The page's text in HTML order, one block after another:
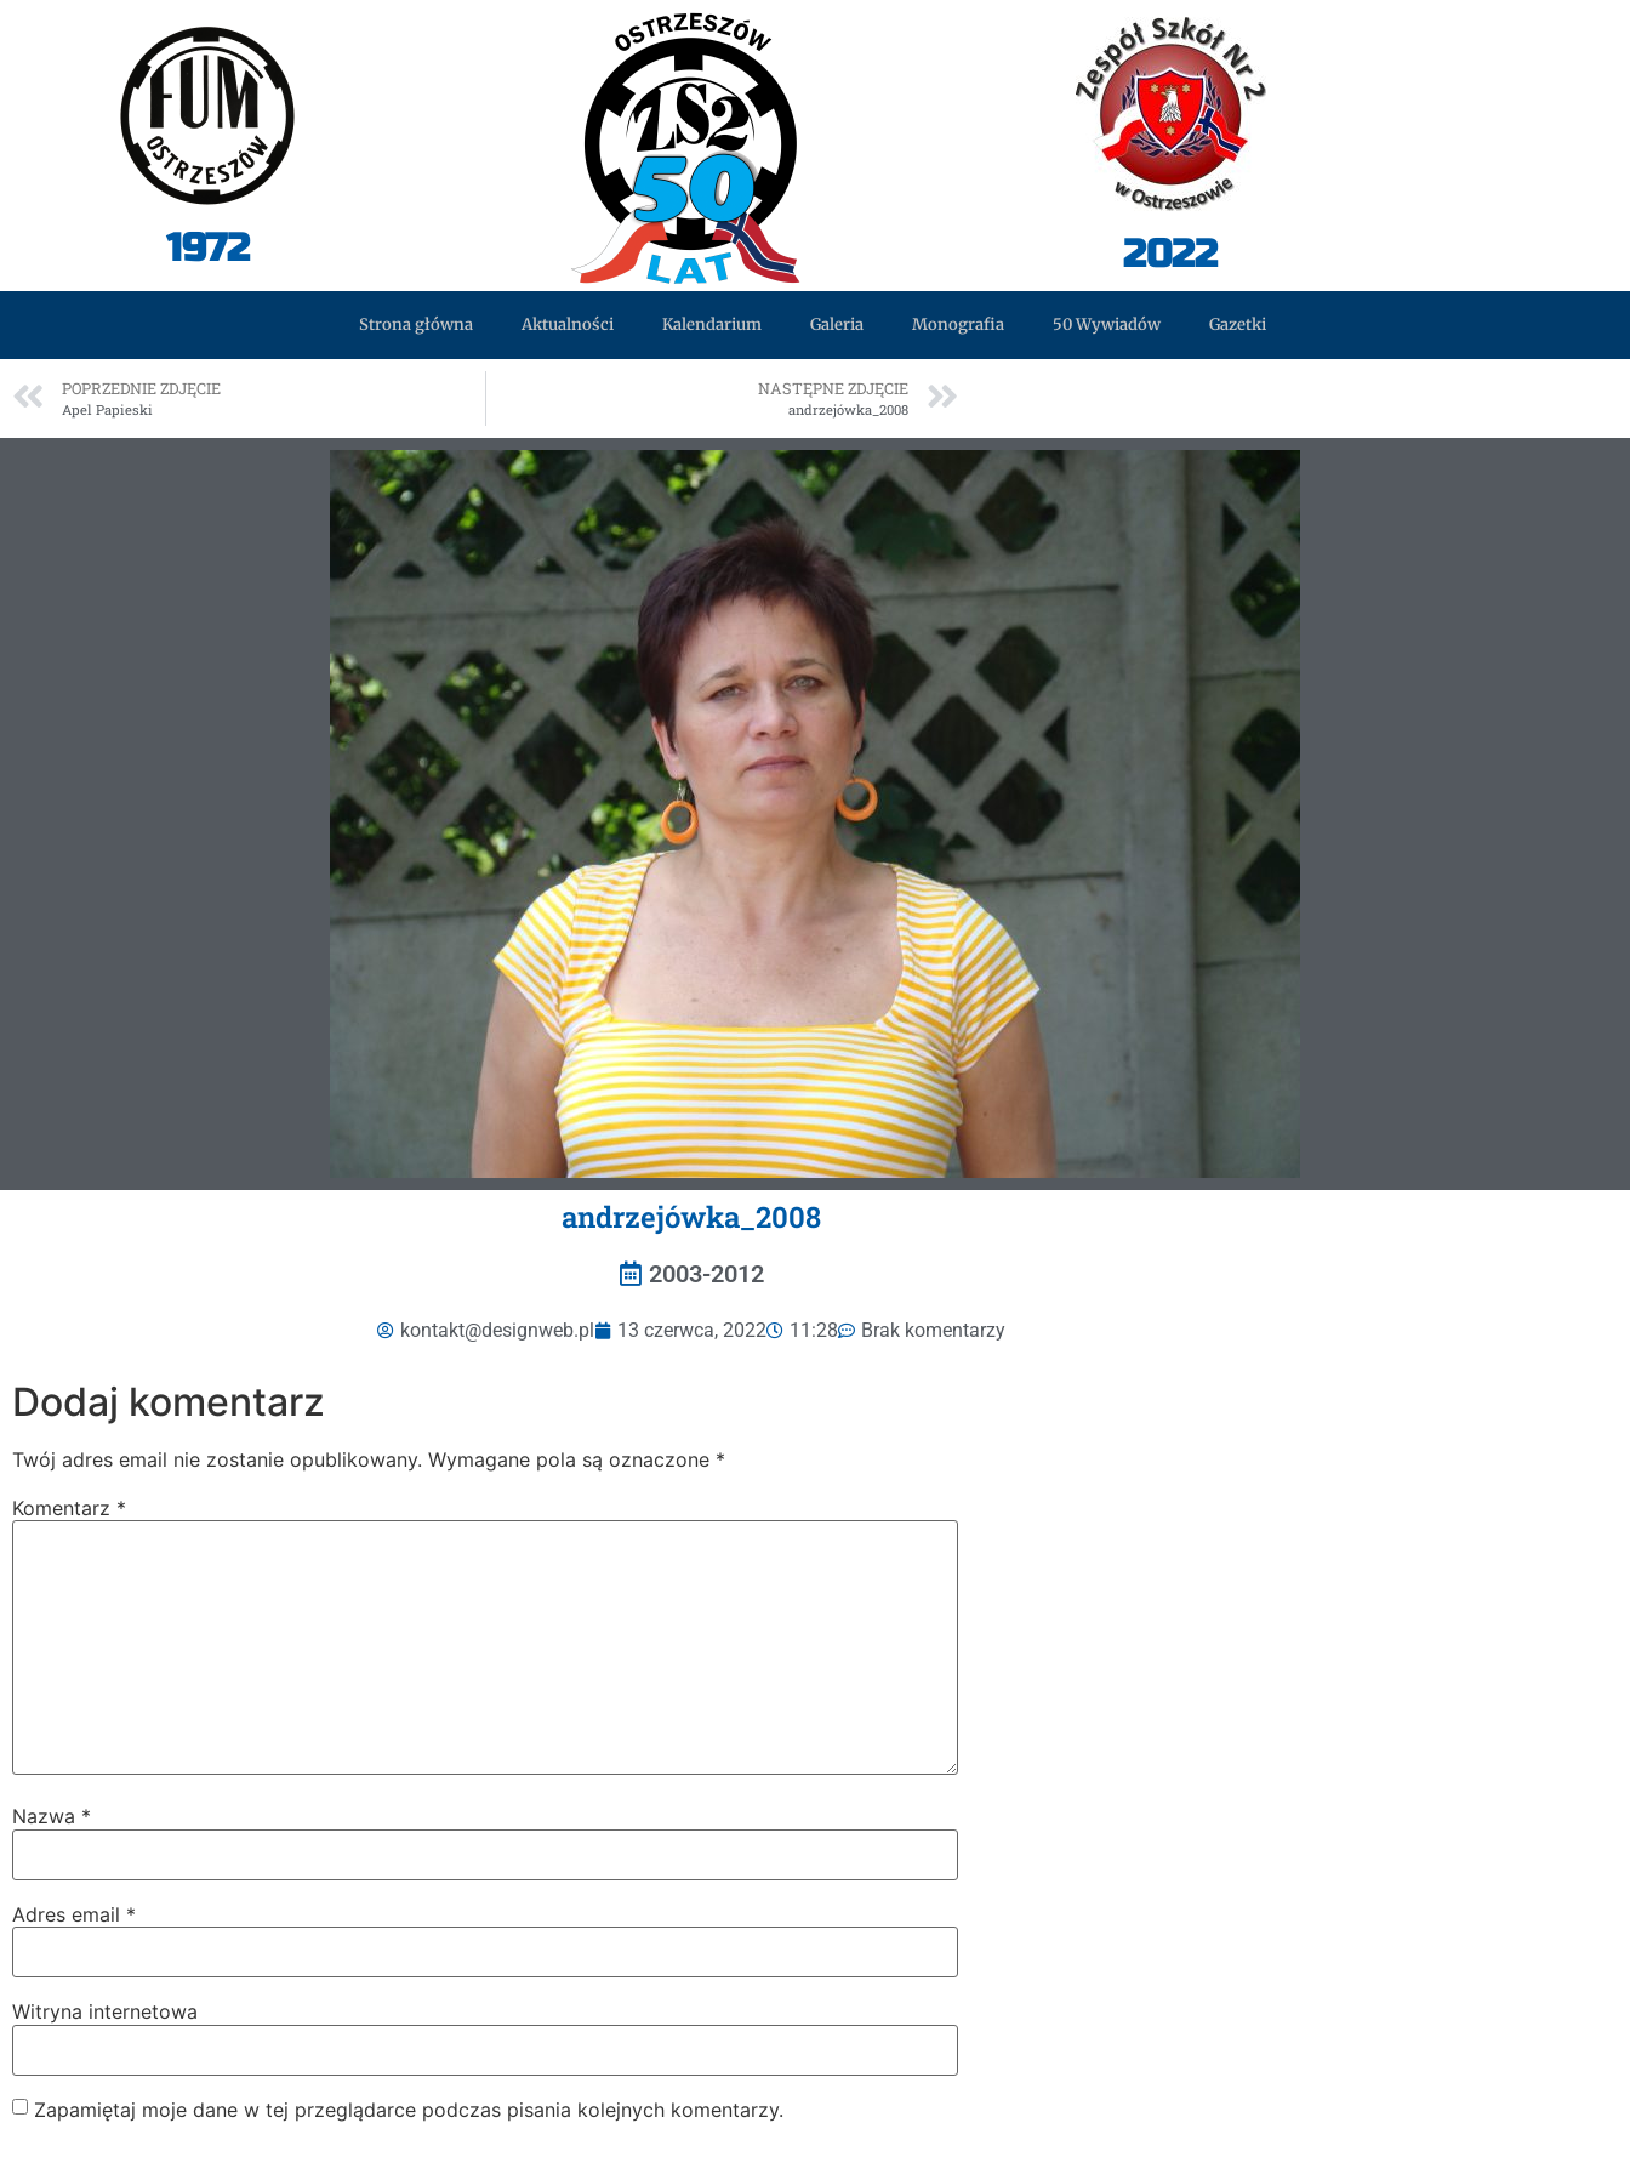
1972 2022
Strona główna Aktualności Kalendarium Galeria Monografia 50 Wywiadów Gazetki
POPRZEDNIE ZDJĘCIE
Apel Papieski
NASTĘPNE ZDJĘCIE
andrzejówka_2008
andrzejówka_2008
2003-2012
kontakt@designweb.pl 13 czerwca, 2022 11:28 Brak komentarzy
Dodaj komentarz
Twój adres email nie zostanie opublikowany. Wymagane pola są oznaczone *
Komentarz *
Nazwa *
Adres email *
Witryna internetowa
Zapamiętaj moje dane w tej przeglądarce podczas pisania kolejnych komentarzy.